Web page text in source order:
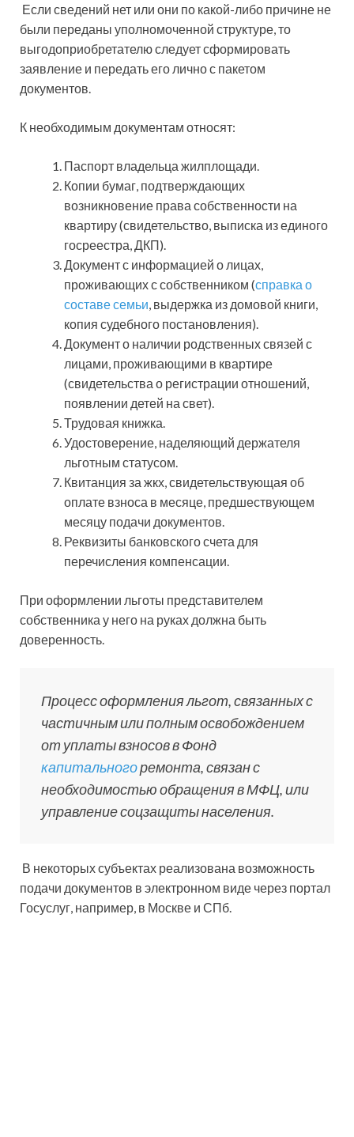
Если сведений нет или они по какой-либо причине не
были переданы уполномоченной структуре, то
выгодоприобретателю следует сформировать
заявление и передать его лично с пакетом
документов.
К необходимым документам относят:
Паспорт владельца жилплощади.
Копии бумаг, подтверждающих
возникновение права собственности на
квартиру (свидетельство, выписка из единого
госреестра, ДКП).
Документ с информацией о лицах,
проживающих с собственником (справка о
составе семьи, выдержка из домовой книги,
копия судебного постановления).
Документ о наличии родственных связей с
лицами, проживающими в квартире
(свидетельства о регистрации отношений,
появлении детей на свет).
Трудовая книжка.
Удостоверение, наделяющий держателя
льготным статусом.
Квитанция за жкх, свидетельствующая об
оплате взноса в месяце, предшествующем
месяцу подачи документов.
Реквизиты банковского счета для
перечисления компенсации.
При оформлении льготы представителем
собственника у него на руках должна быть
доверенность.
Процесс оформления льгот, связанных с
частичным или полным освобождением
от уплаты взносов в Фонд
капитальногоремонта, связан с
необходимостью обращения в МФЦ, или
управление соцзащиты населения.
В некоторых субъектах реализована возможность
подачи документов в электронном виде через портал
Госуслуг, например, в Москве и СПб.